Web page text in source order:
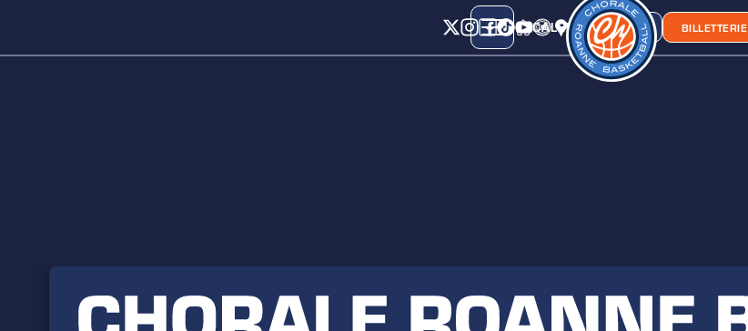
CALENDRIERCLASSEMENTCHORA'
BOUTIQUE BILLETTERIE